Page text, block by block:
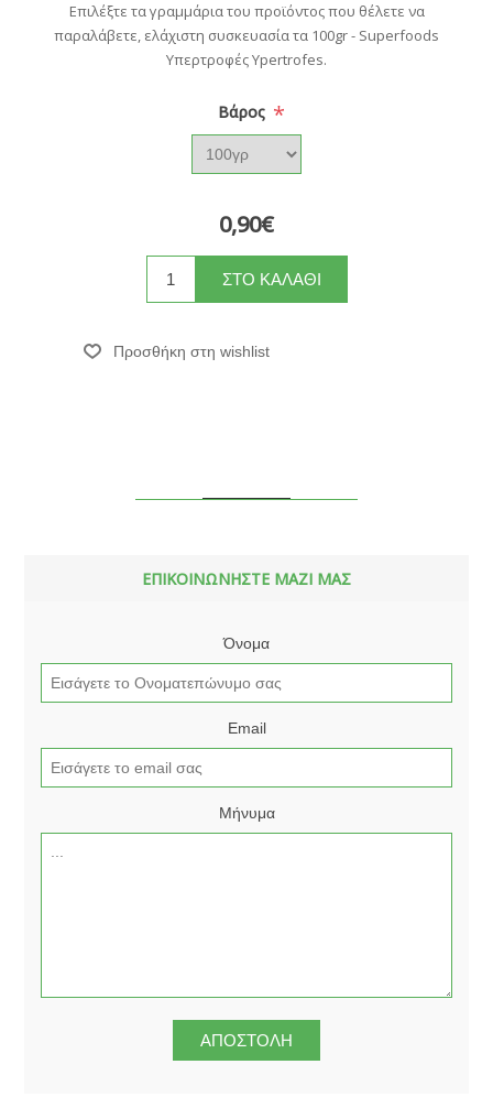
Επιλέξτε τα γραμμάρια του προϊόντος που θέλετε να
παραλάβετε, ελάχιστη συσκευασία τα 100gr - Superfoods
Υπερτροφές Ypertrofes.
Βάρος *
0,90€
ΕΠΙΚΟΙΝΩΝΗΣΤΕ ΜΑΖΙ ΜΑΣ
Όνομα
Email
Μήνυμα